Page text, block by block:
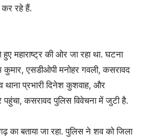
रहे हैं.
महाराष्ट्र की ओर जा रहा था. घटना
एसडीओपी मनोहर गवली, कसरावद
थाना प्रभारी दिनेश कुशवाह, और
कसरावद पुलिस विवेचना में जुटी है.
का बताया जा रहा. पुलिस ने शव को जिला